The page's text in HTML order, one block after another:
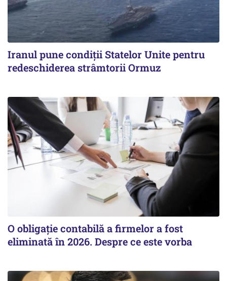
Iranul pune condiții Statelor Unite pentru
redeschiderea strâmtorii Ormuz
O obligație contabilă a firmelor a fost
eliminată în 2026. Despre ce este vorba